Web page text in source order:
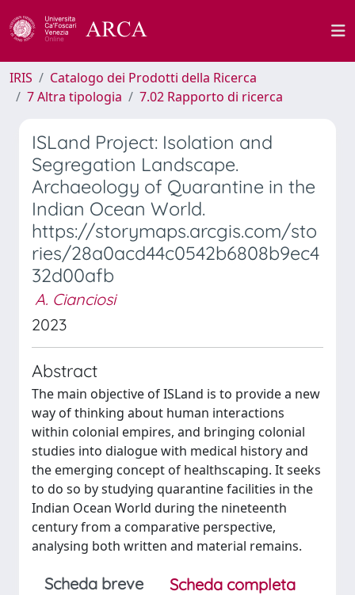
IRIS
Catalogo dei Prodotti della Ricerca
7 Altra tipologia
7.02 Rapporto di ricerca
ISLand Project: Isolation and
Segregation Landscape.
Archaeology of Quarantine in the
Indian Ocean World.
https://storymaps.arcgis.com/sto
ries/28a0acd44c0542b6808b9ec4
32d00afb
A. Cianciosi
2023
Abstract
The main objective of ISLand is to provide a new
way of thinking about human interactions
within colonial empires, and bringing colonial
studies into dialogue with medical history and
the emerging concept of healthscaping. It seeks
to do so by studying quarantine facilities in the
Indian Ocean World during the nineteenth
century from a comparative perspective,
analysing both written and material remains.
Scheda breve
Scheda completa